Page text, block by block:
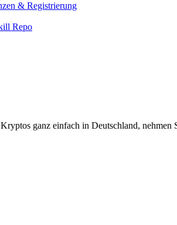
& Registrierung
Repo
ganz einfach in Deutschland,